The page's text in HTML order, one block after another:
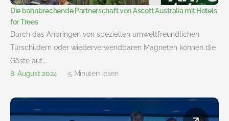
Die bahnbrechende Partnerschaft von Ascott Australia mit Hotels
for Trees
Durch das Anbringen von speziellen umweltfreundlichen
Türschildern oder wiederverwendbaren Magneten können die
Gäste auf...
8. August 2024
5 Minuten lesen